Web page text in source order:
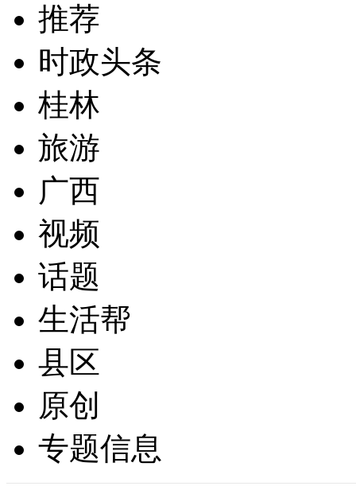
推荐
时政头条
桂林
旅游
广西
视频
话题
生活帮
县区
原创
专题信息